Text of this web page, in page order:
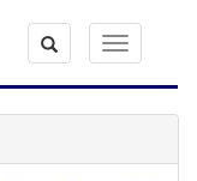
Toggle
navigation